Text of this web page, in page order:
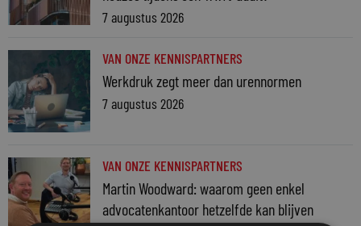
7 augustus 2026
VAN ONZE KENNISPARTNERS
Werkdruk zegt meer dan urennormen
7 augustus 2026
VAN ONZE KENNISPARTNERS
Martin Woodward: waarom geen enkel
advocatenkantoor hetzelfde kan blijven